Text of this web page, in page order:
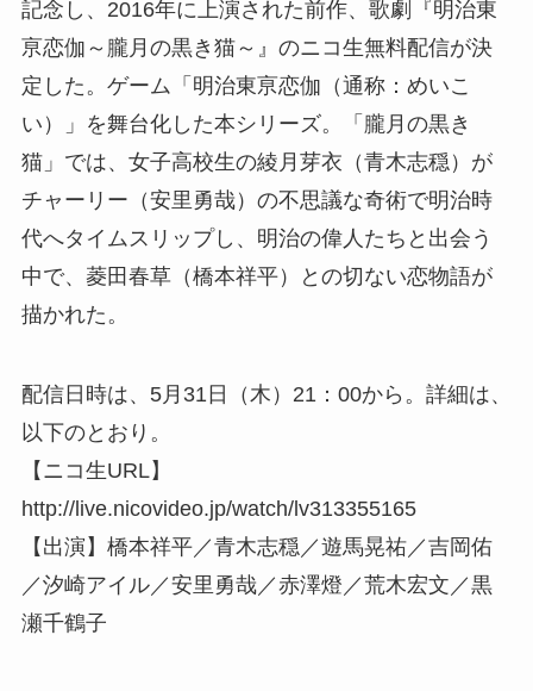
記念し、2016年に上演された前作、歌劇『明治東
亰恋伽～朧月の黒き猫～』のニコ生無料配信が決
定した。ゲーム「明治東亰恋伽（通称：めいこ
い）」を舞台化した本シリーズ。「朧月の黒き
猫」では、女子高校生の綾月芽衣（青木志穏）が
チャーリー（安里勇哉）の不思議な奇術で明治時
代へタイムスリップし、明治の偉人たちと出会う
中で、菱田春草（橋本祥平）との切ない恋物語が
描かれた。
配信日時は、5月31日（木）21：00から。詳細は、
以下のとおり。
【ニコ生URL】
http://live.nicovideo.jp/watch/lv313355165
【出演】橋本祥平／青木志穏／遊馬晃祐／吉岡佑
／汐崎アイル／安里勇哉／赤澤燈／荒木宏文／黒
瀬千鶴子